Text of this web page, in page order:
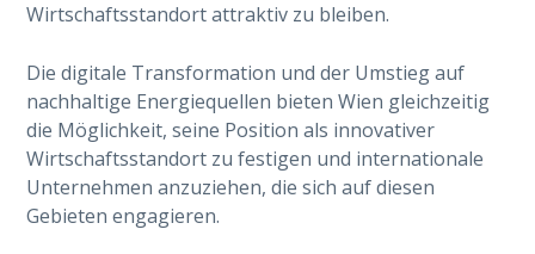
Wirtschaftsstandort attraktiv zu bleiben.
Die digitale Transformation und der Umstieg auf
nachhaltige Energiequellen bieten Wien gleichzeitig
die Möglichkeit, seine Position als innovativer
Wirtschaftsstandort zu festigen und internationale
Unternehmen anzuziehen, die sich auf diesen
Gebieten engagieren.